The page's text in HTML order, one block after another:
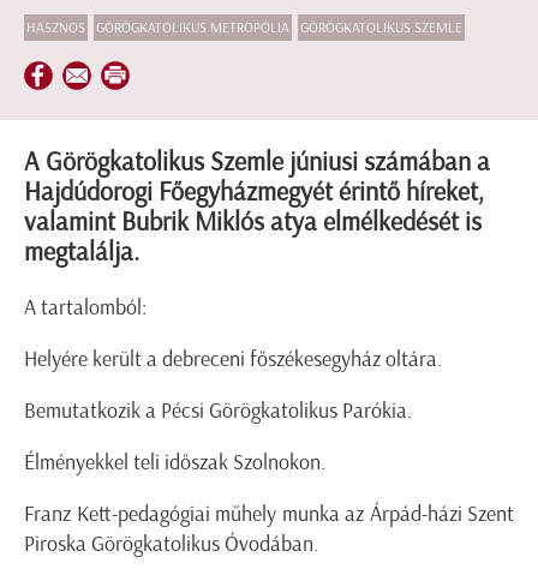
HASZNOS GÖRÖGKATOLIKUS METROPÓLIA GÖRÖGKATOLIKUS SZEMLE
A Görögkatolikus Szemle júniusi számában a
Hajdúdorogi Főegyházmegyét érintő híreket,
valamint Bubrik Miklós atya elmélkedését is
megtalálja.
A tartalomból:
Helyére került a debreceni főszékesegyház oltára.
Bemutatkozik a Pécsi Görögkatolikus Parókia.
Élményekkel teli időszak Szolnokon.
Franz Kett-pedagógiai műhely munka az Árpád-házi Szent
Piroska Görögkatolikus Óvodában.